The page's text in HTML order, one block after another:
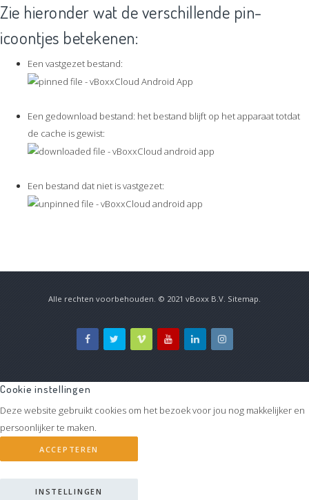
Zie hieronder wat de verschillende pin-
icoontjes betekenen:
Een vastgezet bestand:
Een gedownload bestand: het bestand blijft op het apparaat totdat
de cache is gewist:
Een bestand dat niet is vastgezet:
Alle rechten voorbehouden. © 2021 vBoxx B.V. Sitemap.
Cookie instellingen
Deze website gebruikt cookies om het bezoek voor jou nog makkelijker en
persoonlijker te maken.
ACCEPTEREN
INSTELLINGEN